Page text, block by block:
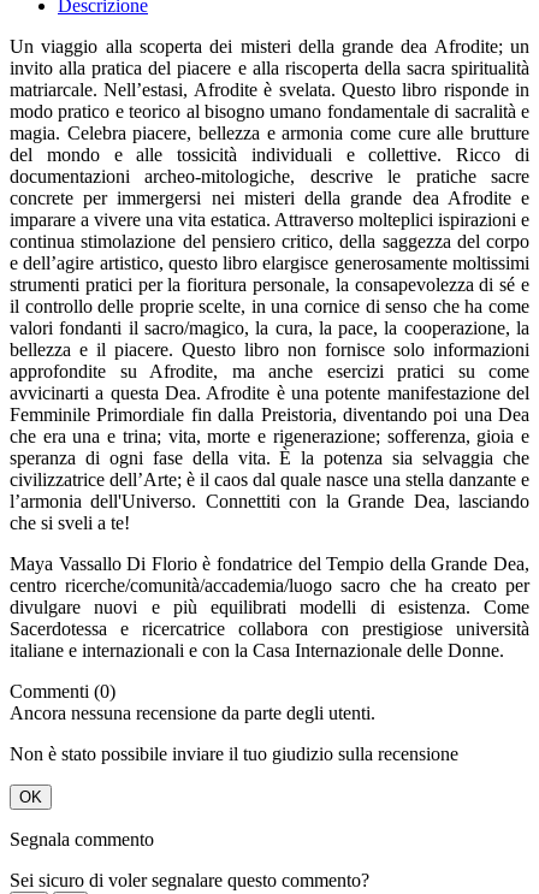
Descrizione
Un viaggio alla scoperta dei misteri della grande dea Afrodite; un
invito alla pratica del piacere e alla riscoperta della sacra spiritualità
matriarcale. Nell’estasi, Afrodite è svelata. Questo libro risponde in
modo pratico e teorico al bisogno umano fondamentale di sacralità e
magia. Celebra piacere, bellezza e armonia come cure alle brutture
del mondo e alle tossicità individuali e collettive. Ricco di
documentazioni archeo-mitologiche, descrive le pratiche sacre
concrete per immergersi nei misteri della grande dea Afrodite e
imparare a vivere una vita estatica. Attraverso molteplici ispirazioni e
continua stimolazione del pensiero critico, della saggezza del corpo
e dell’agire artistico, questo libro elargisce generosamente moltissimi
strumenti pratici per la fioritura personale, la consapevolezza di sé e
il controllo delle proprie scelte, in una cornice di senso che ha come
valori fondanti il sacro/magico, la cura, la pace, la cooperazione, la
bellezza e il piacere. Questo libro non fornisce solo informazioni
approfondite su Afrodite, ma anche esercizi pratici su come
avvicinarti a questa Dea. Afrodite è una potente manifestazione del
Femminile Primordiale fin dalla Preistoria, diventando poi una Dea
che era una e trina; vita, morte e rigenerazione; sofferenza, gioia e
speranza di ogni fase della vita. È la potenza sia selvaggia che
civilizzatrice dell’Arte; è il caos dal quale nasce una stella danzante e
l’armonia dell'Universo. Connettiti con la Grande Dea, lasciando
che si sveli a te!
Maya Vassallo Di Florio è fondatrice del Tempio della Grande Dea,
centro ricerche/comunità/accademia/luogo sacro che ha creato per
divulgare nuovi e più equilibrati modelli di esistenza. Come
Sacerdotessa e ricercatrice collabora con prestigiose università
italiane e internazionali e con la Casa Internazionale delle Donne.
Commenti (0)
Ancora nessuna recensione da parte degli utenti.
Non è stato possibile inviare il tuo giudizio sulla recensione
OK
Segnala commento
Sei sicuro di voler segnalare questo commento?